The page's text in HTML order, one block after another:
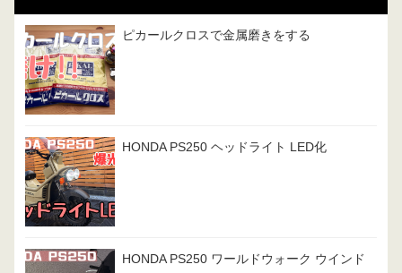
ピカールクロスで金属磨きをする
HONDA PS250 ヘッドライト LED化
HONDA PS250 ワールドウォーク ウインド